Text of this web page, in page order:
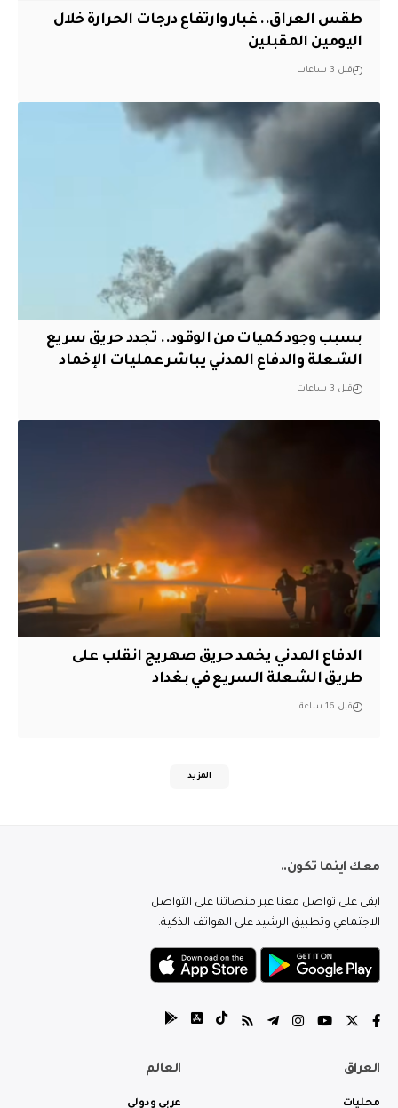
طقس العراق.. غبار وارتفاع درجات الحرارة خلال
اليومين المقبلين
قبل 3 ساعات
بسبب وجود كميات من الوقود.. تجدد حريق سريع
الشعلة والدفاع المدني يباشر عمليات الإخماد
قبل 3 ساعات
الدفاع المدني يخمد حريق صهريج انقلب على
طريق الشعلة السريع في بغداد
قبل 16 ساعة
المزيد
معك اينما تكون..
ابقى على تواصل معنا عبر منصاتنا على التواصل
الاجتماعي وتطبيق الرشيد على الهواتف الذكية.
العراق
محليات
العالم
عربي ودولي